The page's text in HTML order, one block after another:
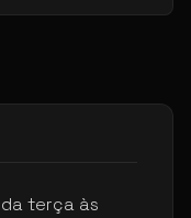
terça às